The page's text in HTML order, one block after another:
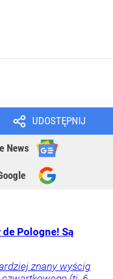
UDOSTĘPNIJ
News
Pologne! Są
znany wyścig